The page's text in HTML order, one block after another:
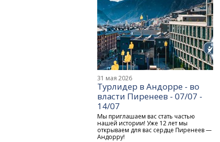
31 мая 2026
Турлидер в Андорре - во
власти Пиренеев - 07/07 -
14/07
Мы приглашаем вас стать частью
нашей истории! Уже 12 лет мы
открываем для вас сердце Пиренеев —
Андорру!